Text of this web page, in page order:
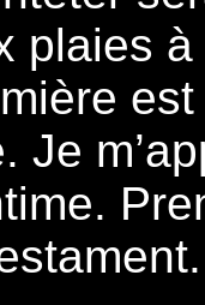
plaies
Je